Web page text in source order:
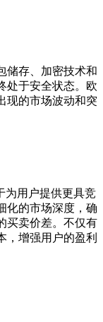
储存、加密技术和
处于安全状态。欧
现的市场波动和突
为用户提供更具竞
化的市场深度，确
买卖价差。不仅有
，增强用户的盈利